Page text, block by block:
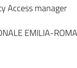
Access manager
EMILIA-